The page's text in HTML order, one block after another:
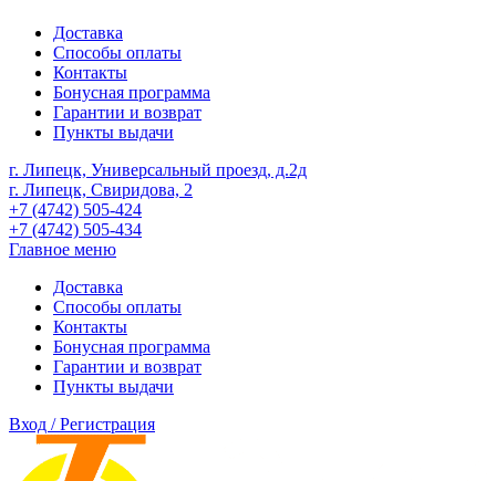
Доставка
Способы оплаты
Контакты
Бонусная программа
Гарантии и возврат
Пункты выдачи
г. Липецк, Универсальный проезд, д.2д
г. Липецк, Свиридова, 2
+7 (4742) 505-424
+7 (4742) 505-434
Главное меню
Доставка
Способы оплаты
Контакты
Бонусная программа
Гарантии и возврат
Пункты выдачи
Вход / Регистрация